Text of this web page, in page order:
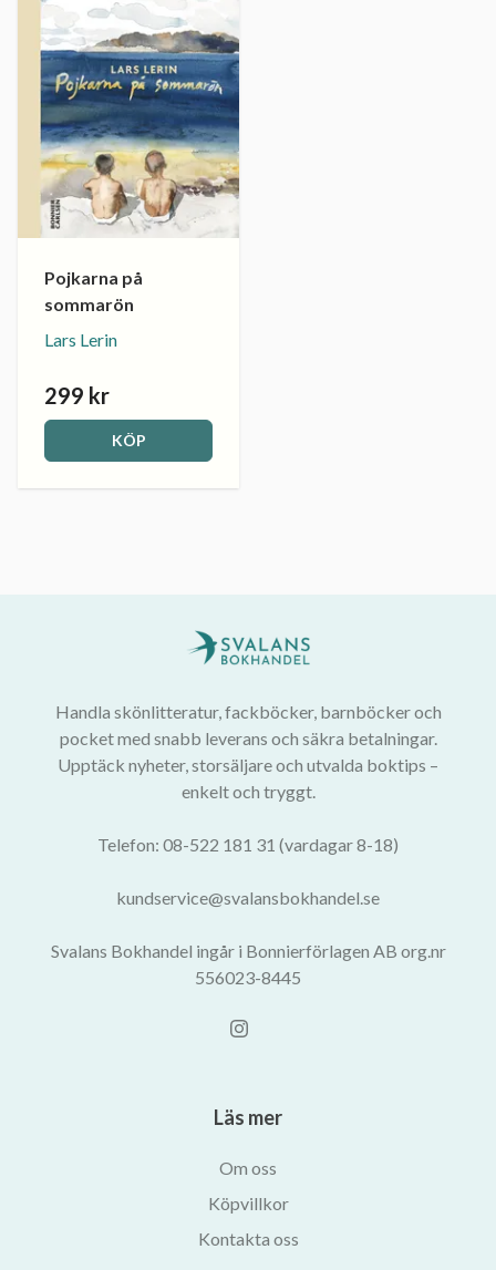
Pojkarna på
sommarön
Lars Lerin
299 kr
KÖP
Handla skönlitteratur, fackböcker, barnböcker och
pocket med snabb leverans och säkra betalningar.
Upptäck nyheter, storsäljare och utvalda boktips –
enkelt och tryggt.
Telefon: 08-522 181 31 (vardagar 8-18)
kundservice@svalansbokhandel.se
Svalans Bokhandel ingår i Bonnierförlagen AB org.nr
556023-8445
Läs mer
Om oss
Köpvillkor
Kontakta oss